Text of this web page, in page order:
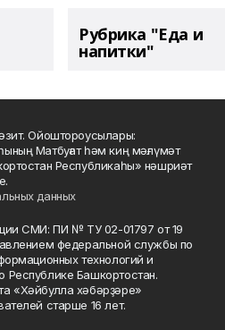
Рубрика "Еда и
напитки"
Ойоштороусылары:
Матбуғат һәм киң мәғлүмәт
Республикаһы» нәшриәт
данных
СМИ: ПИ № ТУ 02-01797 от 19
федеральной службы по
технологий и
Башкортостан.
«Хәйбулла хәбәрҙәре»
старше 16 лет.